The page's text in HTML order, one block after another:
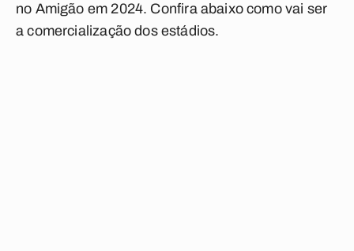
no Amigão em 2024. Confira abaixo como vai ser
a comercialização dos estádios.